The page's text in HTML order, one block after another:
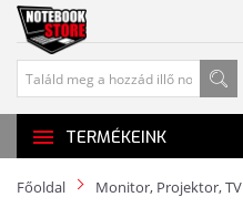
TERMÉKEINK
Főoldal Monitor, Projektor, TV